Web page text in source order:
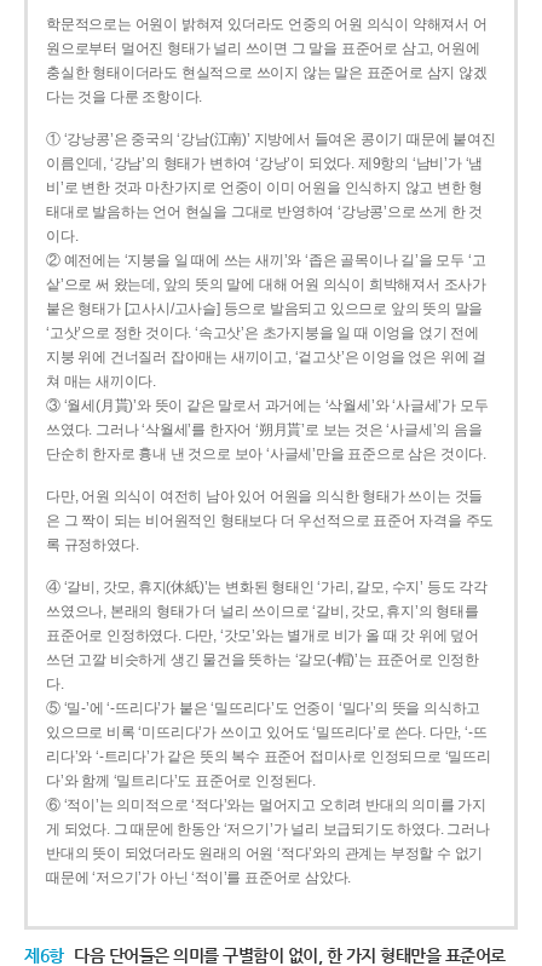
학문적으로는 어원이 밝혀져 있더라도 언중의 어원 의식이 약해져서 어
원으로부터 멀어진 형태가 널리 쓰이면 그 말을 표준어로 삼고, 어원에
충실한 형태이더라도 현실적으로 쓰이지 않는 말은 표준어로 삼지 않겠
다는 것을 다룬 조항이다.
① ‘강낭콩’은 중국의 ‘강남(江南)’ 지방에서 들여온 콩이기 때문에 붙여진
이름인데, ‘강남’의 형태가 변하여 ‘강낭’이 되었다. 제9항의 ‘남비’가 ‘냄
비’로 변한 것과 마찬가지로 언중이 이미 어원을 인식하지 않고 변한 형
태대로 발음하는 언어 현실을 그대로 반영하여 ‘강낭콩’으로 쓰게 한 것
이다.
② 예전에는 ‘지붕을 일 때에 쓰는 새끼’와 ‘좁은 골목이나 길’을 모두 ‘고
샅’으로 써 왔는데, 앞의 뜻의 말에 대해 어원 의식이 희박해져서 조사가
붙은 형태가 [고사시/고사슬] 등으로 발음되고 있으므로 앞의 뜻의 말을
‘고삿’으로 정한 것이다. ‘속고삿’은 초가지붕을 일 때 이엉을 얹기 전에
지붕 위에 건너질러 잡아매는 새끼이고, ‘겉고삿’은 이엉을 얹은 위에 걸
쳐 매는 새끼이다.
③ ‘월세(月貰)’와 뜻이 같은 말로서 과거에는 ‘삭월세’와 ‘사글세’가 모두
쓰였다. 그러나 ‘삭월세’를 한자어 ‘朔月貰’로 보는 것은 ‘사글세’의 음을
단순히 한자로 흉내 낸 것으로 보아 ‘사글세’만을 표준으로 삼은 것이다.
다만, 어원 의식이 여전히 남아 있어 어원을 의식한 형태가 쓰이는 것들
은 그 짝이 되는 비어원적인 형태보다 더 우선적으로 표준어 자격을 주도
록 규정하였다.
④ ‘갈비, 갓모, 휴지(休紙)’는 변화된 형태인 ‘가리, 갈모, 수지’ 등도 각각
쓰였으나, 본래의 형태가 더 널리 쓰이므로 ‘갈비, 갓모, 휴지’의 형태를
표준어로 인정하였다. 다만, ‘갓모’와는 별개로 비가 올 때 갓 위에 덮어
쓰던 고깔 비슷하게 생긴 물건을 뜻하는 ‘갈모(-帽)’는 표준어로 인정한
다.
⑤ ‘밀-’에 ‘-뜨리다’가 붙은 ‘밀뜨리다’도 언중이 ‘밀다’의 뜻을 의식하고
있으므로 비록 ‘미뜨리다’가 쓰이고 있어도 ‘밀뜨리다’로 쓴다. 다만, ‘-뜨
리다’와 ‘-트리다’가 같은 뜻의 복수 표준어 접미사로 인정되므로 ‘밀뜨리
다’와 함께 ‘밀트리다’도 표준어로 인정된다.
⑥ ‘적이’는 의미적으로 ‘적다’와는 멀어지고 오히려 반대의 의미를 가지
게 되었다. 그 때문에 한동안 ‘저으기’가 널리 보급되기도 하였다. 그러나
반대의 뜻이 되었더라도 원래의 어원 ‘적다’와의 관계는 부정할 수 없기
때문에 ‘저으기’가 아닌 ‘적이’를 표준어로 삼았다.
제6항 다음 단어들은 의미를 구별함이 없이, 한 가지 형태만을 표준어로